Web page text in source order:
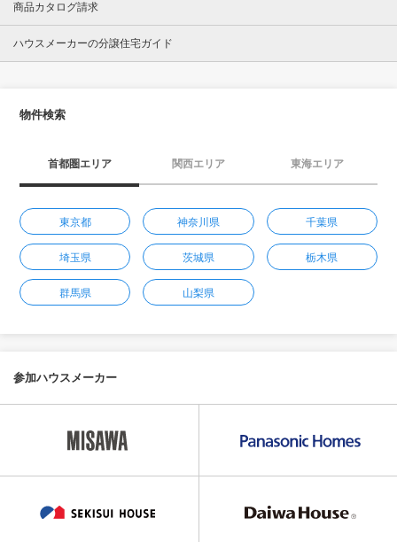
商品カタログ請求
ハウスメーカーの分譲住宅ガイド
物件検索
首都圏エリア 関西エリア 東海エリア
東京都 神奈川県 千葉県
埼玉県 茨城県 栃木県
群馬県 山梨県
参加ハウスメーカー